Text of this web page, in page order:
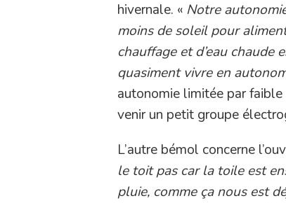
hivernale. « Notre
moins de soleil pour
chauffage et d’eau chaude
quasiment vivre en
autonomie limitée par
venir un petit groupe
L’autre bémol concerne
le toit pas car la toile est
pluie, comme ça nous est